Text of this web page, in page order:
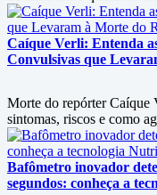
Caíque Verli: Entenda
Convulsivas que
Morte do repórter Caíque
sintomas, riscos e como
Bafômetro inovador
segundos: conheça a